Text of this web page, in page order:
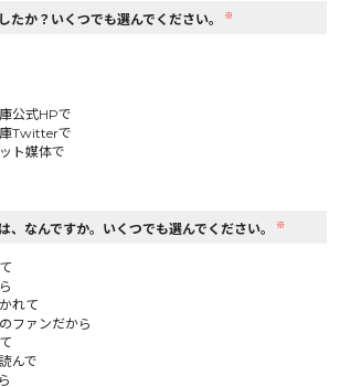
たか？いくつでも選んでください。 ※
公式HPで
Twitterで
ト媒体で
、なんですか。いくつでも選んでください。 ※
れて
ファンだから
んで